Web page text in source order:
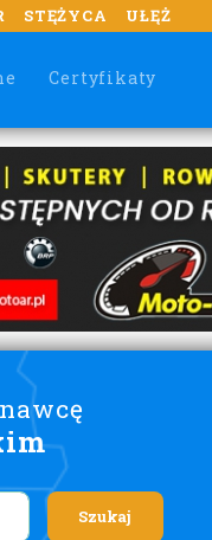
STĘŻYCA UŁĘŻ
Certyfikaty